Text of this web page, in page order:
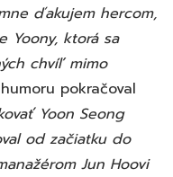
ďakujem hercom,
Yoony, ktorá sa
chvíľ mimo
pokračoval
Yoon Seong
od začiatku do
Jun Hoovi